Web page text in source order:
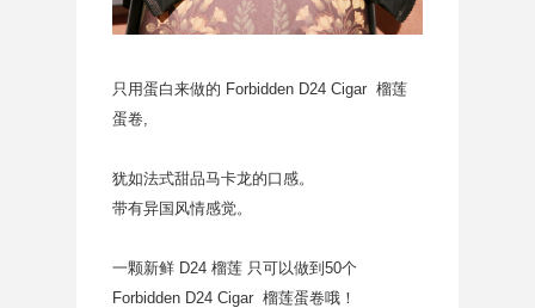
只用蛋白来做的 Forbidden D24 Cigar 榴莲
蛋卷,
犹如法式甜品马卡龙的口感。
带有异国风情感觉。
一颗新鲜 D24 榴莲 只可以做到50个
Forbidden D24 Cigar 榴莲蛋卷哦！